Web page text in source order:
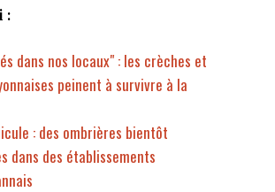
:
dans nos locaux" : les crèches et
peinent à survivre à la
: des ombrières bientôt
dans des établissements